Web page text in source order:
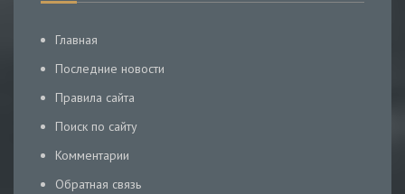
Главная
Последние новости
Правила сайта
Поиск по сайту
Комментарии
Обратная связь